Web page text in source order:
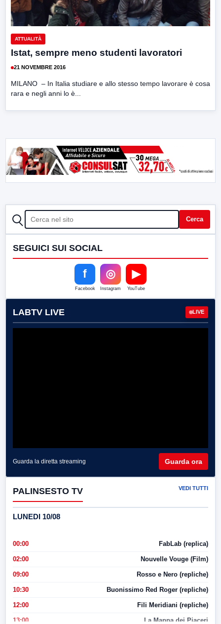
ATTUALITÀ
Istat, sempre meno studenti lavoratori
21 NOVEMBRE 2016
MILANO – In Italia studiare e allo stesso tempo lavorare è cosa
rara e negli anni lo è...
CERCA Cerca
SEGUICI SUI SOCIAL
f
Facebook
◎
Instagram
▶
YouTube
LABTV LIVE LIVE
Guarda la diretta streaming Guarda ora
PALINSESTO TV VEDI TUTTI
LUNEDI 10/08
00:00 FabLab (replica)
02:00 Nouvelle Vouge (Film)
09:00 Rosso e Nero (repliche)
10:30 Buonissimo Red Roger (repliche)
12:00 Fili Meridiani (repliche)
13:00 La Mappa dei Piaceri